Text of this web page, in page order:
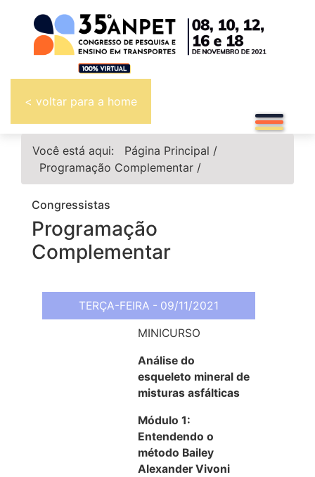
< voltar para a home
Você está aqui: Página Principal /
Programação Complementar /
Congressistas
Programação
Complementar
TERÇA-FEIRA - 09/11/2021
MINICURSO
Análise do
esqueleto mineral de
misturas asfálticas
Módulo 1:
Entendendo o
método Bailey
Alexander Vivoni